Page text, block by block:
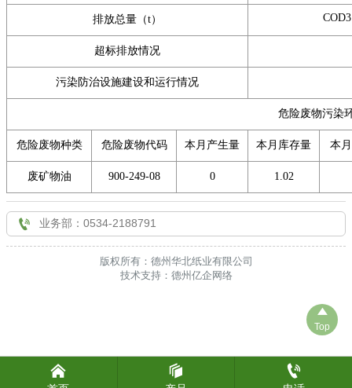
排放总量（t）
超标排放情况
污染防治设施建设和运行情况
危险废物污染
危险废物种类 危险废物代码 本月产生量 本月库存量 本
废矿物油 900-249-08 0 1.02
 业务部：0534-2188791
版权所有：德州华北纸业有限公司
技术支持：德州亿企网络
  

Top